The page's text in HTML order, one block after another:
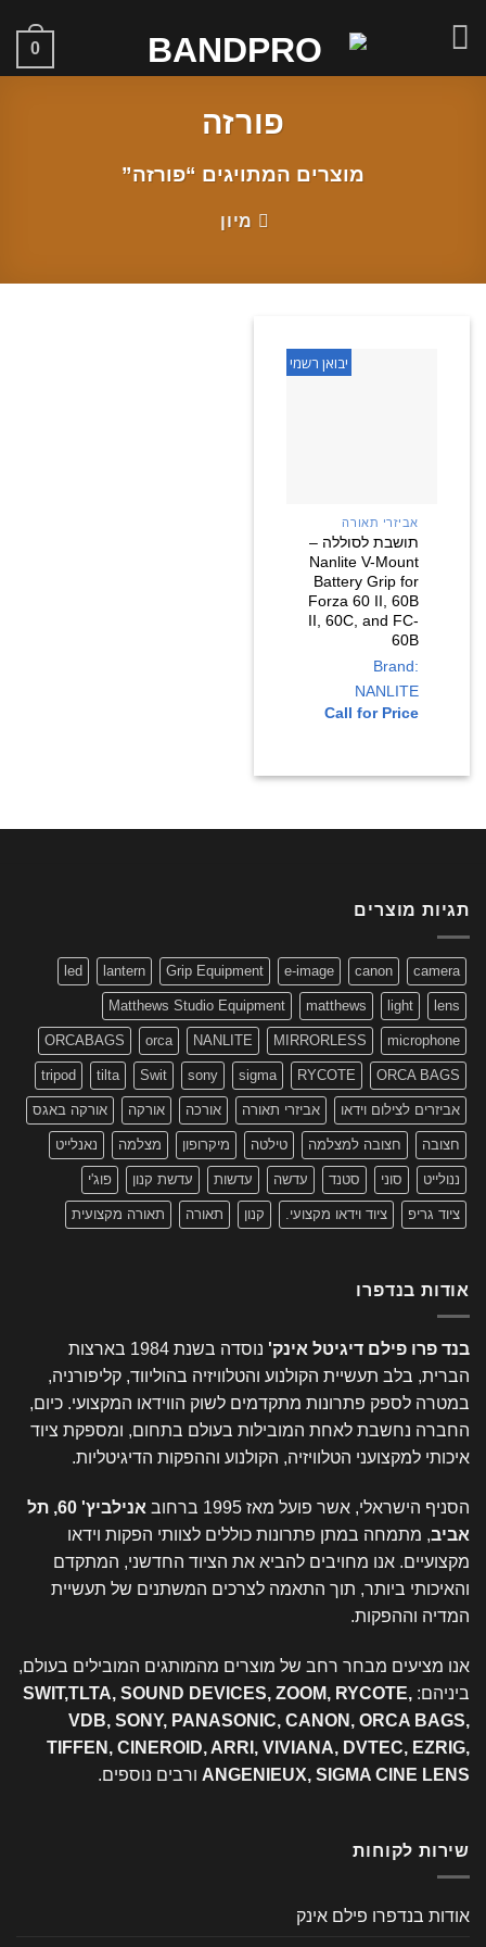
0
פורזה
מוצרים המתויגים “פורזה”
מיון
יבואן רשמי
אביזרי תאורה
תושבת לסוללה –
Nanlite V-Mount
Battery Grip for
Forza 60 II, 60B
II, 60C, and FC-
60B
Brand:
NANLITE
Call for Price
תגיות מוצרים
camera
canon
e-image
Grip Equipment
lantern
led
lens
light
matthews
Matthews Studio Equipment
microphone
MIRRORLESS
NANLITE
orca
ORCABAGS
ORCA BAGS
RYCOTE
sigma
sony
Swit
tilta
tripod
אביזרים לצילום וידאו אביזרי תאורה אורכה אורקה אורקה באגס
חצובה חצובה למצלמה טילטה מיקרופון מצלמה נאנלייט
ננולייט סוני סטנד עדשה עדשות עדשת קנון פוג'י
ציוד גריפ ציוד וידאו מקצועי. קנון תאורה תאורה מקצועית
אודות בנדפרו
בנד פרו פילם דיגיטל אינק'
נוסדה בשנת 1984 בארצות
הברית, בלב תעשיית הקולנוע והטלוויזיה בהוליווד, קליפורניה,
במטרה לספק פתרונות מתקדמים לשוק הווידאו המקצועי. כיום,
החברה נחשבת לאחת המובילות בעולם בתחום, ומספקת ציוד
איכותי למקצועני הטלוויזיה, הקולנוע וההפקות הדיגיטליות.
הסניף הישראלי, אשר פועל מאז 1995 ברחוב
אנילביץ' 60, תל
אביב, מתמחה במתן פתרונות כוללים לצוותי הפקות וידאו
מקצועיים. אנו מחויבים להביא את הציוד החדשני, המתקדם
והאיכותי ביותר, תוך התאמה לצרכים המשתנים של תעשיית
המדיה וההפקות.
אנו מציעים מבחר רחב של מוצרים מהמותגים המובילים בעולם,
ביניהם: SWIT,TLTA, SOUND DEVICES, ZOOM, RYCOTE,
VDB, SONY, PANASONIC, CANON, ORCA BAGS,
TIFFEN, CINEROID, ARRI, VIVIANA, DVTEC, EZRIG,
ANGENIEUX, SIGMA CINE LENS ורבים נוספים.
שירות לקוחות
אודות בנדפרו פילם אינק